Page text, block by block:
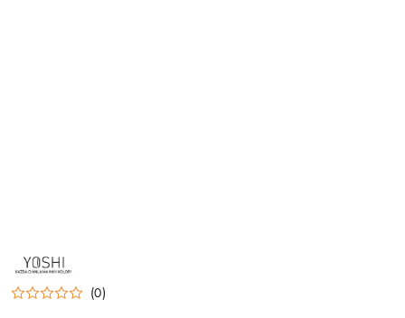
NAZWA
PRODUCENTA:
YOSHI
(0)